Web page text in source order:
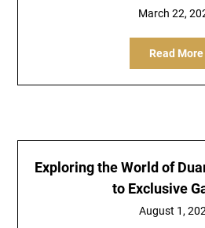
March 22,
Read More
Exploring the World of
to Exclusive
August 1,